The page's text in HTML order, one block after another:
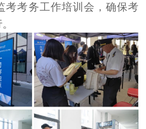
考考务工作培训会，确保考